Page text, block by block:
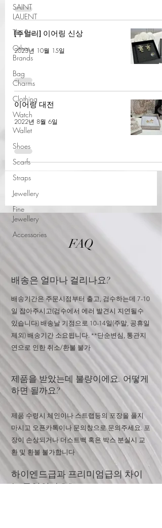
SAINT
LAUENT
The Row
Other
Brands
Bag
Charms
Clothing
Watch
Wallet
Shoes
Scarfs
Straps
Jewellery
Fine
Jewellery
Accessories
[주얼리] 이어링 신상
2023년 10월 15일
이어링 대전
2022년 8월 6일
FAQ
배송은 얼마나 걸리나요?
배송기간은 주문시점부터 출고, 검수하는데 7-10
일 잡아주시고(검수에서 에러 발견시 지연될수
있습니다) 배송날 기점으로 10-14일(주말, 공휴일
제외) 배송기간 소요됩니다. **단순변심, 통관지
연으로 인한 취소/환불 불가
​​제품을 받았는데 불량이에요. 어떻게
하면 될까요?
​제품 수령시 체인이나 스트랩등의 포장을 풀지
마시고 오픈카톡이나 문의창으로 문의주세요. 포
장이 손상되거나 더스트백 혹은 박스 분실시 교
환 및 환불 불가합니다
하이엔드급과 프리미엄급의 차이
는 무엇인가요?